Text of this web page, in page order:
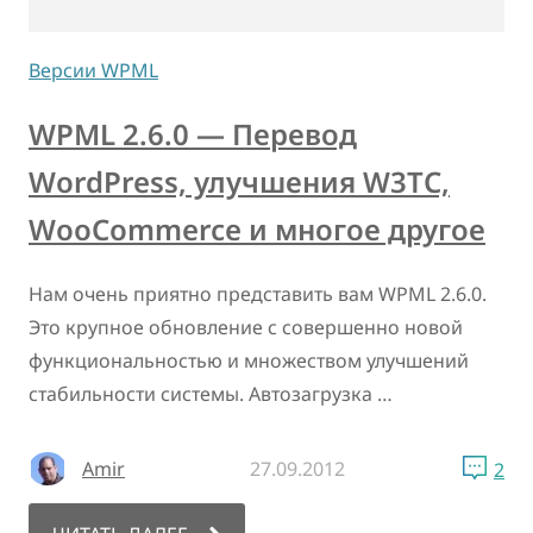
Версии WPML
WPML 2.6.0 — Перевод
WordPress, улучшения W3TC,
WooCommerce и многое другое
Нам очень приятно представить вам WPML 2.6.0.
Это крупное обновление с совершенно новой
функциональностью и множеством улучшений
стабильности системы. Автозагрузка …
Amir 27.09.2012 2